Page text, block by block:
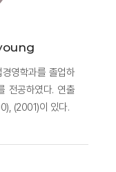
영학과를 졸업하
전공하였다. 연출
(2001)이 있다.